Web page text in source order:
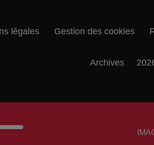
légales Gestion des cookies
Archives